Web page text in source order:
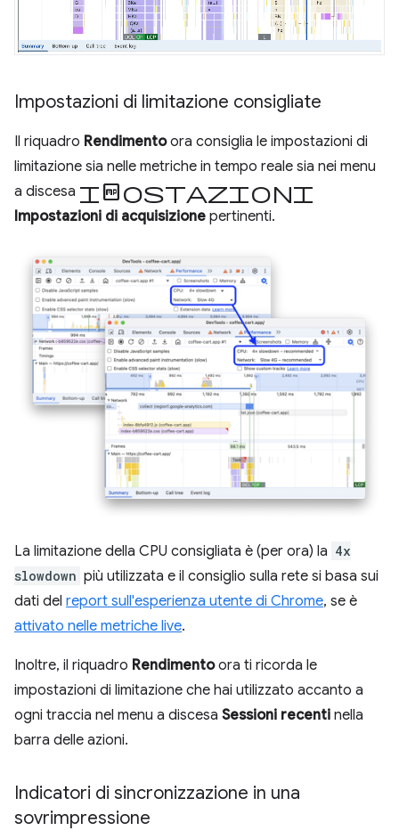
Impostazioni di limitazione consigliate
Il riquadro Rendimentoora consiglia le impostazioni di
limitazione sia nelle metriche in tempo reale sia nei menu
a discesa Impostazioni
Impostazioni di acquisizione pertinenti.
La limitazione della CPU consigliata è (per ora) la 4x
slowdown più utilizzata e il consiglio sulla rete si basa sui
dati del report sull'esperienza utente di Chrome, se è
attivato nelle metriche live.
Inoltre, il riquadro Rendimentoora ti ricorda le
impostazioni di limitazione che hai utilizzato accanto a
ogni traccia nel menu a discesa Sessioni recenti nella
barra delle azioni.
Indicatori di sincronizzazione in una
sovrimpressione